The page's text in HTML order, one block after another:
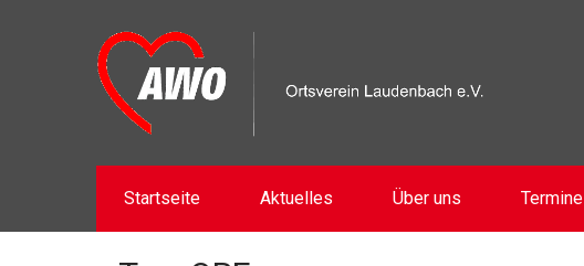
Startseite Aktuelles Über uns Termine